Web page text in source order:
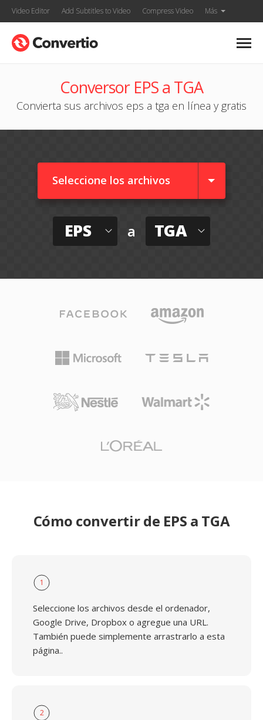
Video Editor Add Subtitles to Video Compress Video Más
Conversor EPS a TGA
Convierta sus archivos eps a tga en línea y gratis
Seleccione los archivos
EPS a TGA
Cómo convertir de EPS a TGA
1
Seleccione los archivos desde el ordenador,
Google Drive, Dropbox o agregue una URL.
También puede simplemente arrastrarlo a esta
página..
2